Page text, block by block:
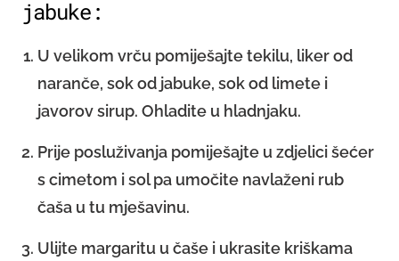
jabuke:
U velikom vrču pomiješajte tekilu, liker od
naranče, sok od jabuke, sok od limete i
javorov sirup. Ohladite u hladnjaku.
Prije posluživanja pomiješajte u zdjelici šećer
s cimetom i sol pa umočite navlaženi rub
čaša u tu mješavinu.
Ulijte margaritu u čaše i ukrasite kriškama